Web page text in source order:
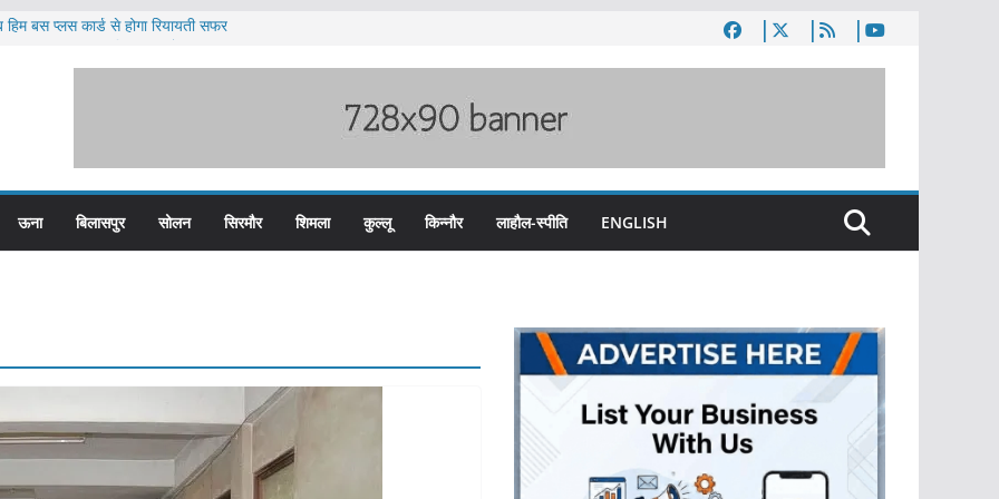
बस प्लस कार्ड से होगा रियायती सफर
के लिए आवेदन आमंत्रित
ऊना बिलासपुर सोलन सिरमौर शिमला कुल्लू किन्नौर लाहौल-स्पीति ENGLISH